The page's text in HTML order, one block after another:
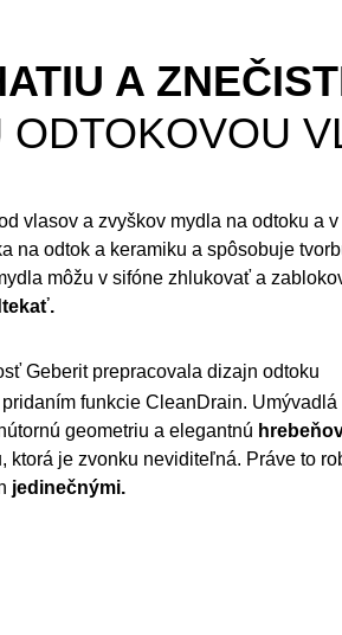
A
vlasov a zvyškov mydla na odtoku a v
na odtok a keramiku a spôsobuje
môžu v sifóne zhlukovať a
Geberit prepracovala dizajn odtoku
funkcie CleanDrain. Umývadlá
geometriu a elegantnú
ktorá je zvonku neviditeľná. Práve to
jedinečnými.